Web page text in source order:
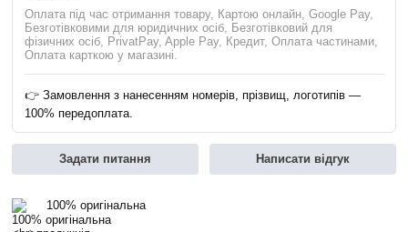
Оплата під час отримання товару, Картою онлайн, Google Pay,
Безготівковими для юридичних осіб, Безготівковий для
фізичних осіб, PrivatPay, Apple Pay, Кредит, Оплата частинами,
Оплата карткою у магазині.
👉 Замовлення з нанесенням номерів, прізвищ, логотипів —
100% передоплата.
Задати питання Написати відгук
100% оригінальна